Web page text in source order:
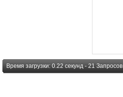
Время загрузки: 0.22 секунд - 21 Запросов